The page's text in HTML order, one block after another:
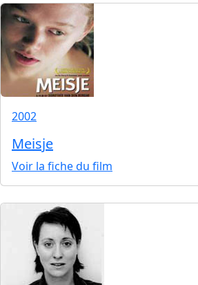
2002
Meisje
Voir la fiche du film